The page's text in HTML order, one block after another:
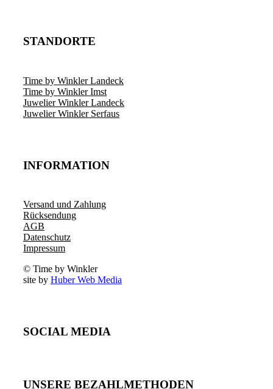
STANDORTE
Time by Winkler Landeck
Time by Winkler Imst
Juwelier Winkler Landeck
Juwelier Winkler Serfaus
INFORMATION
Versand und Zahlung
Rücksendung
AGB
Datenschutz
Impressum
© Time by Winkler
site by Huber Web Media
SOCIAL MEDIA
UNSERE BEZAHLMETHODEN